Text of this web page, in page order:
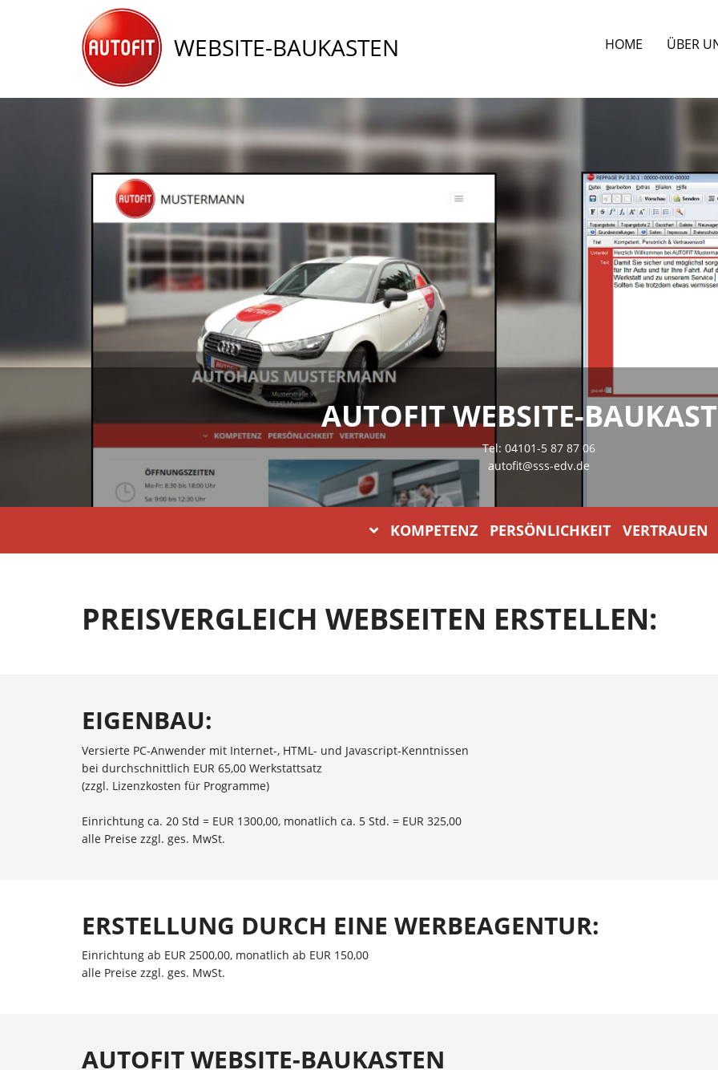
WEBSITE-BAUKASTEN HOME ÜBER
AUTOFIT WEBSITE-
Tel: 04101-5 87 87 06
autofit@sss-edv.de
KOMPETENZ PERSÖNLICHKEIT VERTRAUEN
PREISVERGLEICH WEBSEITEN ERSTELLEN:
EIGENBAU:
Versierte PC-Anwender mit Internet-, HTML- und Javascript-Kenntnissen
bei durchschnittlich EUR 65,00 Werkstattsatz
(zzgl. Lizenzkosten für Programme)
Einrichtung ca. 20 Std = EUR 1300,00, monatlich ca. 5 Std. = EUR 325,00
alle Preise zzgl. ges. MwSt.
ERSTELLUNG DURCH EINE WERBEAGENTUR:
Einrichtung ab EUR 2500,00, monatlich ab EUR 150,00
alle Preise zzgl. ges. MwSt.
AUTOFIT WEBSITE-BAUKASTEN